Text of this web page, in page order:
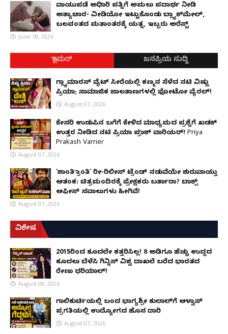
ವಾಯುಪಡೆ ಅಧಿಕಾರಿ ಪತ್ನಿಗೆ ಅಮಲು ಪದಾರ್ಥ ನೀಡಿ
ಅತ್ಯಾಚಾರ- ವೀಡಿಯೋ ಇಟ್ಟುಕೊಂಡು ಬ್ಲ್ಯಾಕ್‌ಮೇಲ್,
ಬಲವಂತದ ಮತಾಂತರಕ್ಕೆ ಯತ್ನ, ಇಬ್ಬರು ಅರೆಸ್ಟ್
June 18, 2026
ಗ್ಲಾಮರ್ ಜನಪ್ರಿಯ ಸುದ್ದಿ
ಗ್ಲ್ಯಾಮಾರಸ್ ವೈಟ್‌ ಸೀರೆಯಲ್ಲಿ ಕಣ್ಮನ ಸೆಳೆದ ನಟಿ ವಿಷ್ಣು
ಪ್ರಿಯಾ; ಸಾಮಾಜಿಕ ಜಾಲತಾಣಗಳಲ್ಲಿ ಫೋಟೋ ವೈರಲ್!
August 07, 2026
ಕೇಸರಿ ಉಡುಪಿನ ಬಗೆಗೆ ಕೇಳಿದ ಮಾಧ್ಯಮದ ಪ್ರಶ್ನೆಗೆ ಖಡಕ್
ಉತ್ತರ ನೀಡಿದ ನಟಿ ಪ್ರಿಯಾ ಪ್ರಕಾಶ್ ವಾರಿಯರ್! Priya
Prakash Varrier
August 07, 2026
'ಶಾಂತಿ ಕ್ರಾಂತಿ' ರೀ-ರಿಲೀಸ್ ಟ್ರೆಂಡ್ ನಡುವೆಯೇ ಶುರುವಾಯ್ತು
ಆತಂಕ: ಚಿತ್ರಮಂದಿರಕ್ಕೆ ಪ್ರೇಕ್ಷಕರು ಬರ್ತಾರಾ? ಬಾಕ್ಸ್
ಆಫೀಸ್ ಸವಾಲುಗಳು ಹೀಗಿವೆ!
August 07, 2026
ವಿಶೇಷ
2015ರಿಂದ ಕೂದಲೇ ಕತ್ತರಿಸಿಲ್ಲ! 8 ಅಡಿಗೂ ಹೆಚ್ಚು ಉದ್ದದ
ಕೂದಲು ಬೆಳೆಸಿ ಗಿನ್ನಿಸ್ ವಿಶ್ವ ದಾಖಲೆ ಬರೆದ ಭಾರತದ
ರೇಣು ಧರಿಯಾಲ್!
August 08, 2026
ಗಾಲಿಕುರ್ಚಿಯಲ್ಲಿ ಬಂದ ಭಾಗ್ಯಶ್ರೀ ಕುಲಾಲ್‌ಗೆ ಆಳ್ವಾಸ್
ಪ್ರಗತಿಯಲ್ಲಿ ಉದ್ಯೋಗದ ಹೊಸ ದಾರಿ
August 07, 2026